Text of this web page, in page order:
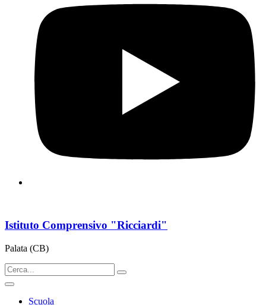
Istituto Comprensivo "Ricciardi"
Palata (CB)
Scuola